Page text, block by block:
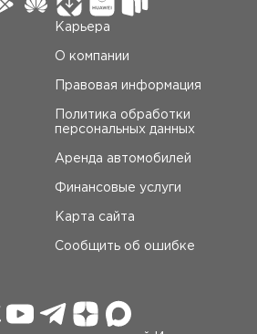
Карьера
О компании
Правовая информация
Политика обработки
персональных данных
Аренда автомобилей
Финансовые услуги
Карта сайта
Сообщить об ошибке